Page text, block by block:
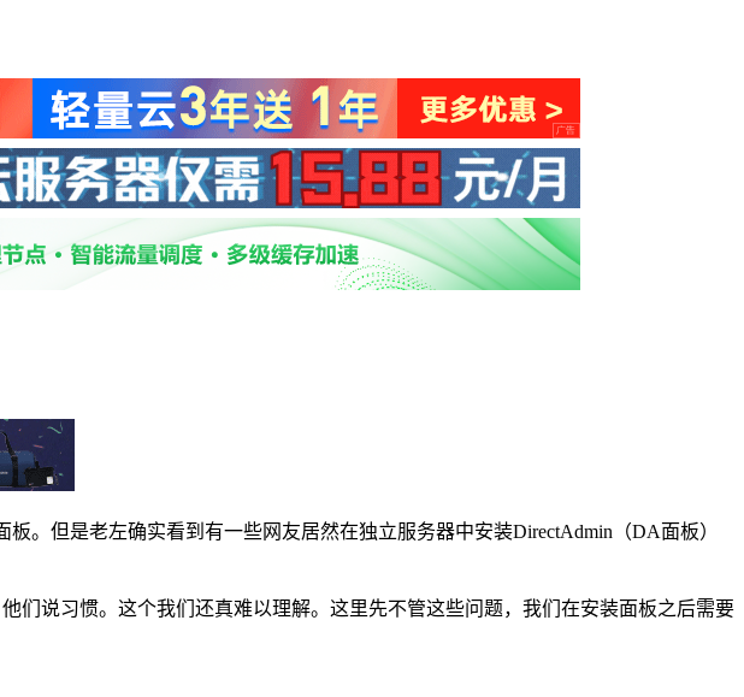
。但是老左确实看到有一些网友居然在独立服务器中安装DirectAdmin（DA面板）
们说习惯。这个我们还真难以理解。这里先不管这些问题，我们在安装面板之后需要